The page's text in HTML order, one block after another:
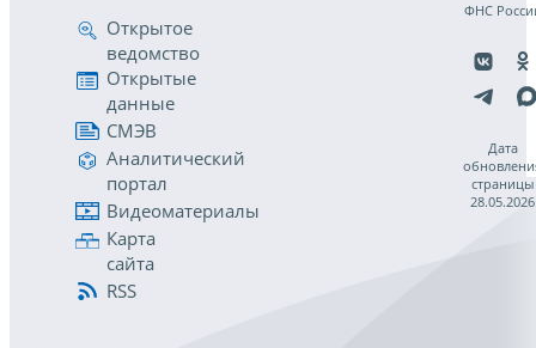
Открытое
ведомство
Открытые
данные
СМЭВ
Аналитический
портал
Видеоматериалы
Карта
сайта
RSS
ФНС
Дата
страницы
28.05.2026